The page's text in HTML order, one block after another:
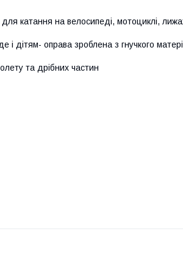
катання на велосипеді, мотоциклі,
і дітям- оправа зроблена з гнучкого
та дрібних частин